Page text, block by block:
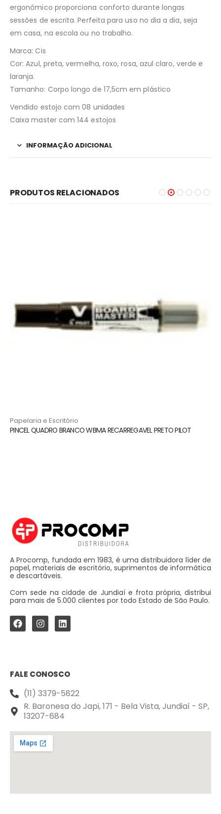
ergonômico proporciona conforto durante longas
sessões de escrita. Perfeita para uso no dia a dia, seja
em casa, na escola ou no trabalho.
Marca: Cis
Cor: Azul, preta, vermelha, roxo, rosa, azul claro, verde e
laranja.
Tamanho: Corpo longo de 17,5cm em plástico
Vendido estojo com 08 unidades
Caixa master com 144 estojos
INFORMAÇÃO ADICIONAL
PRODUTOS RELACIONADOS
Papelaria e Escritório
PINCEL QUADRO BRANCO WBMA RECARREGAVEL PRETO PILOT
A Procomp, fundada em 1983, é uma distribuidora líder de
papel, materiais de escritório, suprimentos de informática
e descartáveis.
Com sede na cidade de Jundiaí e frota própria, distribui
para mais de 5.000 clientes por todo Estado de São Paulo.
FALE CONOSCO
(11) 3379-5822
R. Baronesa do Japi, 171 - Bela Vista, Jundiaí - SP,
13207-684